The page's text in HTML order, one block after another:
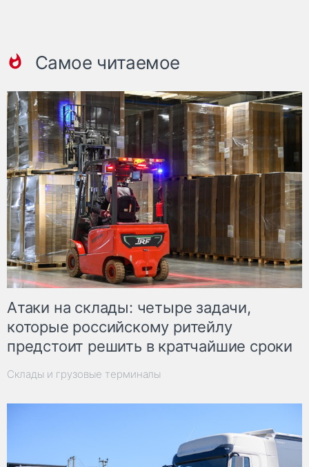
Самое читаемое
Атаки на склады: четыре задачи,
которые российскому ритейлу
предстоит решить в кратчайшие сроки
Склады и грузовые терминалы